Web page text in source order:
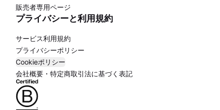
販売者専用ページ
プライバシーと利用規約
サービス利用規約
プライバシーポリシー
Cookieポリシー
会社概要・特定商取引法に基づく表記